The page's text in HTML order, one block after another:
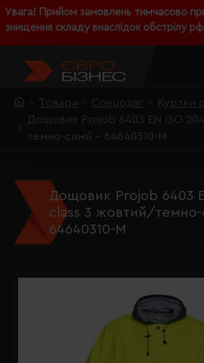
Увага! Прийом замовлень тимчасово
знищення складу внаслідок обстрілу
Товари Спецодяг
Куртки
Дощовик Projob 6403 EN ISO
темно-синій - 64640310-M
Дощовик Projob 6403
class 3 жовтий/темно-
64640310-M